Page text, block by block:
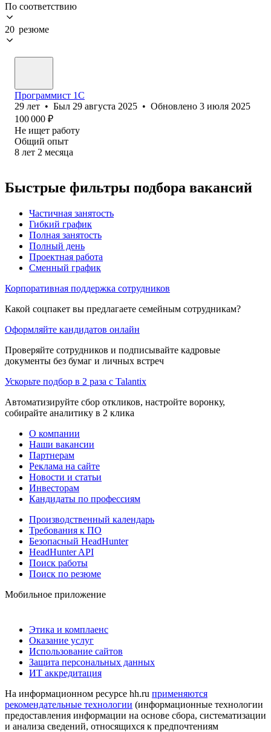
По соответствию
20 резюме
Программист 1С
29 лет • Был 29 августа 2025 • Обновлено 3 июля 2025
100 000 ₽
Не ищет работу
Общий опыт
8 лет 2 месяца
Быстрые фильтры подбора вакансий
Частичная занятость
Гибкий график
Полная занятость
Полный день
Проектная работа
Сменный график
Корпоративная поддержка сотрудников
Какой соцпакет вы предлагаете семейным сотрудникам?
Оформляйте кандидатов онлайн
Проверяйте сотрудников и подписывайте кадровые
документы без бумаг и личных встреч
Ускорьте подбор в 2 раза с Talantix
Автоматизируйте сбор откликов, настройте воронку,
собирайте аналитику в 2 клика
О компании
Наши вакансии
Партнерам
Реклама на сайте
Новости и статьи
Инвесторам
Кандидаты по профессиям
Производственный календарь
Требования к ПО
Безопасный HeadHunter
HeadHunter API
Поиск работы
Поиск по резюме
Мобильное приложение
Этика и комплаенс
Оказание услуг
Использование сайтов
Защита персональных данных
ИТ аккредитация
На информационном ресурсе hh.ru применяются
рекомендательные технологии (информационные технологии
предоставления информации на основе сбора, систематизации
и анализа сведений, относящихся к предпочтениям